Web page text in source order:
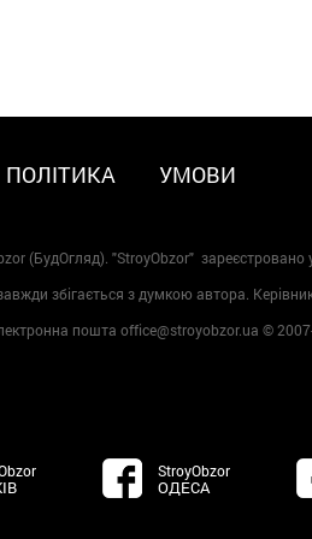
ПОЛІТИКА УМОВИ
(БудОгляд). "StroyObzor"
збігається з думкою автора.
пошта office@stroyobzor.ua ©
StroyObzor
ОДЕСА